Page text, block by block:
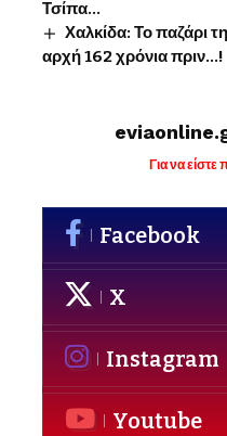
Τσίπα…
Χαλκίδα: Το παζάρι
αρχή 162 χρόνια πριν…!
Για να
Facebook
X
Instagram
Youtube